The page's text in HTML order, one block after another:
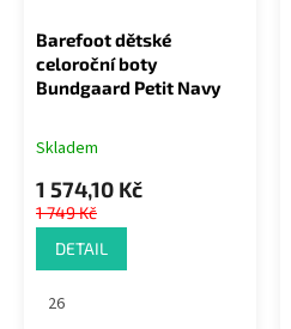
Barefoot dětské
celoroční boty
Bundgaard Petit Navy
Skladem
1 574,10 Kč
1 749 Kč
DETAIL
26